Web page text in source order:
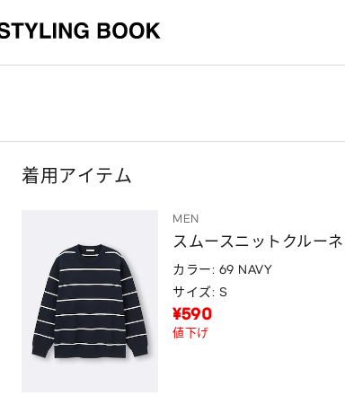
着用アイテム
MEN
スムースニットクルー
カラー: 69 NAVY
サイズ: S
¥590
値下げ